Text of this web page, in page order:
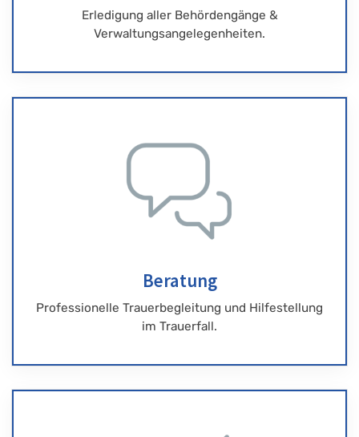
Erledigung aller Behördengänge &
Verwaltungsangelegenheiten.
Beratung
Professionelle Trauerbegleitung und Hilfestellung
im Trauerfall.